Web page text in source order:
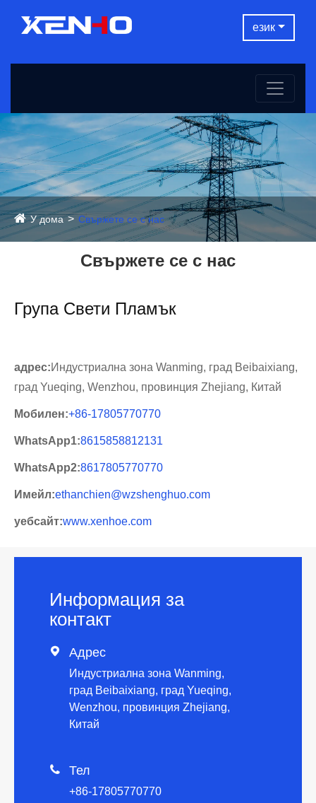
език
У дома Свържете се с нас
Свържете се с нас
Група Свети Пламък
адрес:Индустриална зона Wanming, град Beibaixiang,
град Yueqing, Wenzhou, провинция Zhejiang, Китай
Мобилен:+86-17805770770
WhatsApp1:8615858812131
WhatsApp2:8617805770770
Имейл:ethanchien@wzshenghuo.com
уебсайт:www.xenhoe.com
Информация за
контакт
 Адрес
Индустриална зона Wanming,
град Beibaixiang, град Yueqing,
Wenzhou, провинция Zhejiang,
Китай
 Тел
+86-17805770770